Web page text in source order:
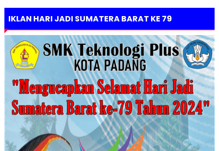
IKLAN HARI JADI SUMATERA BARAT KE 79